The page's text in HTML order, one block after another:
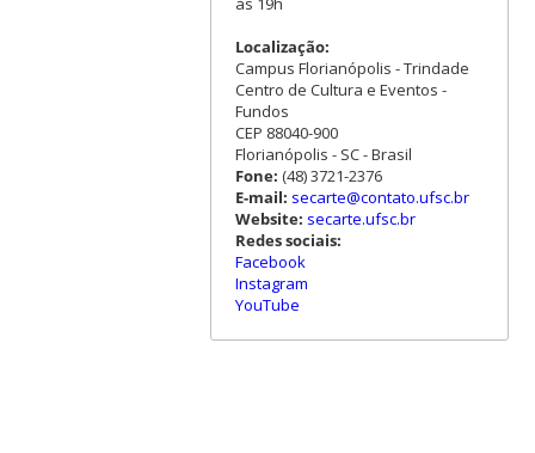
Localização:
Campus Florianópolis - Trindade
Centro de Cultura e Eventos -
Fundos
CEP 88040-900
Florianópolis - SC - Brasil
Fone: (48) 3721-2376
E-mail: secarte@contato.ufsc.br
Website: secarte.ufsc.br
Redes sociais:
Facebook
Instagram
YouTube